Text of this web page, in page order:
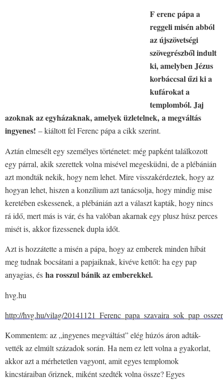
Ferenc pápa a
reggeli misén abból
az újszövetségi
szövegrészből indult
ki, amelyben Jézus
korbáccsal űzi ki a
kufárokat a
templomból. Jaj
azoknak az egyházaknak, amelyek üzletelnek, a megváltás
ingyenes! – kiáltott fel Ferenc pápa a cikk szerint.
Aztán elmesélt egy személyes történetet: még papként találkozott
egy párral, akik szerettek volna misével megesküdni, de a plébánián
azt mondták nekik, hogy nem lehet. Mire visszakérdeztek, hogy az
hogyan lehet, hiszen a konzílium azt tanácsolja, hogy mindig mise
keretében eskessenek, a plébánián azt a választ kapták, hogy nincs
rá idő, mert más is vár, és ha valóban akarnak egy plusz húsz perces
misét is, akkor fizessenek dupla időt.
Azt is hozzátette a misén a pápa, hogy az emberek minden hibát
meg tudnak bocsátani a papjaiknak, kivéve kettőt: ha egy pap
anyagias, és ha rosszul bánik az emberekkel.
hvg.hu
http://hvg.hu/vilag/
Kommentem: az „ingyenes megváltást” elég húzós áron adták-
vették az elmúlt századok során. Ha nem ez lett volna a gyakorlat,
akkor azt a mérhetetlen vagyont, amit egyes templomok
kincstáraiban őriznek, miként szedték volna össze? Egyes